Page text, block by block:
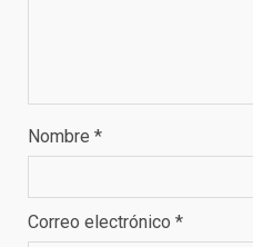
Nombre *
Correo electrónico *